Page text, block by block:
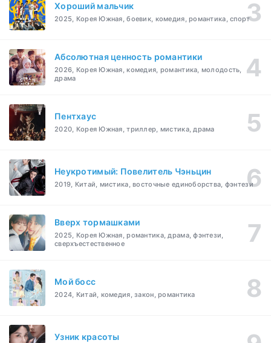
Хороший мальчик
2025, Корея Южная, боевик, комедия, романтика, спорт
Абсолютная ценность романтики
2026, Корея Южная, комедия, романтика, молодость,
драма
Пентхаус
2020, Корея Южная, триллер, мистика, драма
Неукротимый: Повелитель Чэньцин
2019, Китай, мистика, восточные единоборства, фэнтези
Вверх тормашками
2025, Корея Южная, романтика, драма, фэнтези,
сверхъестественное
Мой босс
2024, Китай, комедия, закон, романтика
Узник красоты